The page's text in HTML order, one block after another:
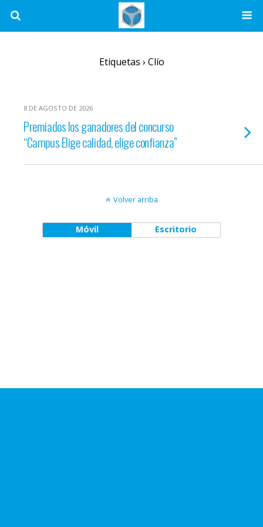
Etiquetas › Clío
8 DE AGOSTO DE 2026
Premiados los ganadores del concurso
“Campus Elige calidad, elige confianza”
Volver arriba
Móvil Escritorio